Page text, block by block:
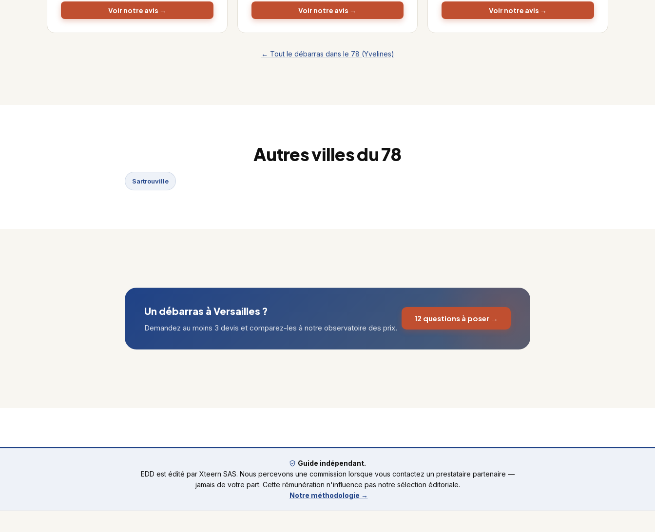
Voir notre avis → Voir notre avis → Voir notre avis →
← Tout le débarras dans le 78 (Yvelines)
Autres villes du 78
Sartrouville
Un débarras à Versailles ?
Demandez au moins 3 devis et comparez-les à notre observatoire des prix.
12 questions à poser →
Guide indépendant.
EDD est édité par Xteern SAS. Nous percevons une commission lorsque vous contactez un prestataire partenaire —
jamais de votre part. Cette rémunération n'influence pas notre sélection éditoriale.
Notre méthodologie →